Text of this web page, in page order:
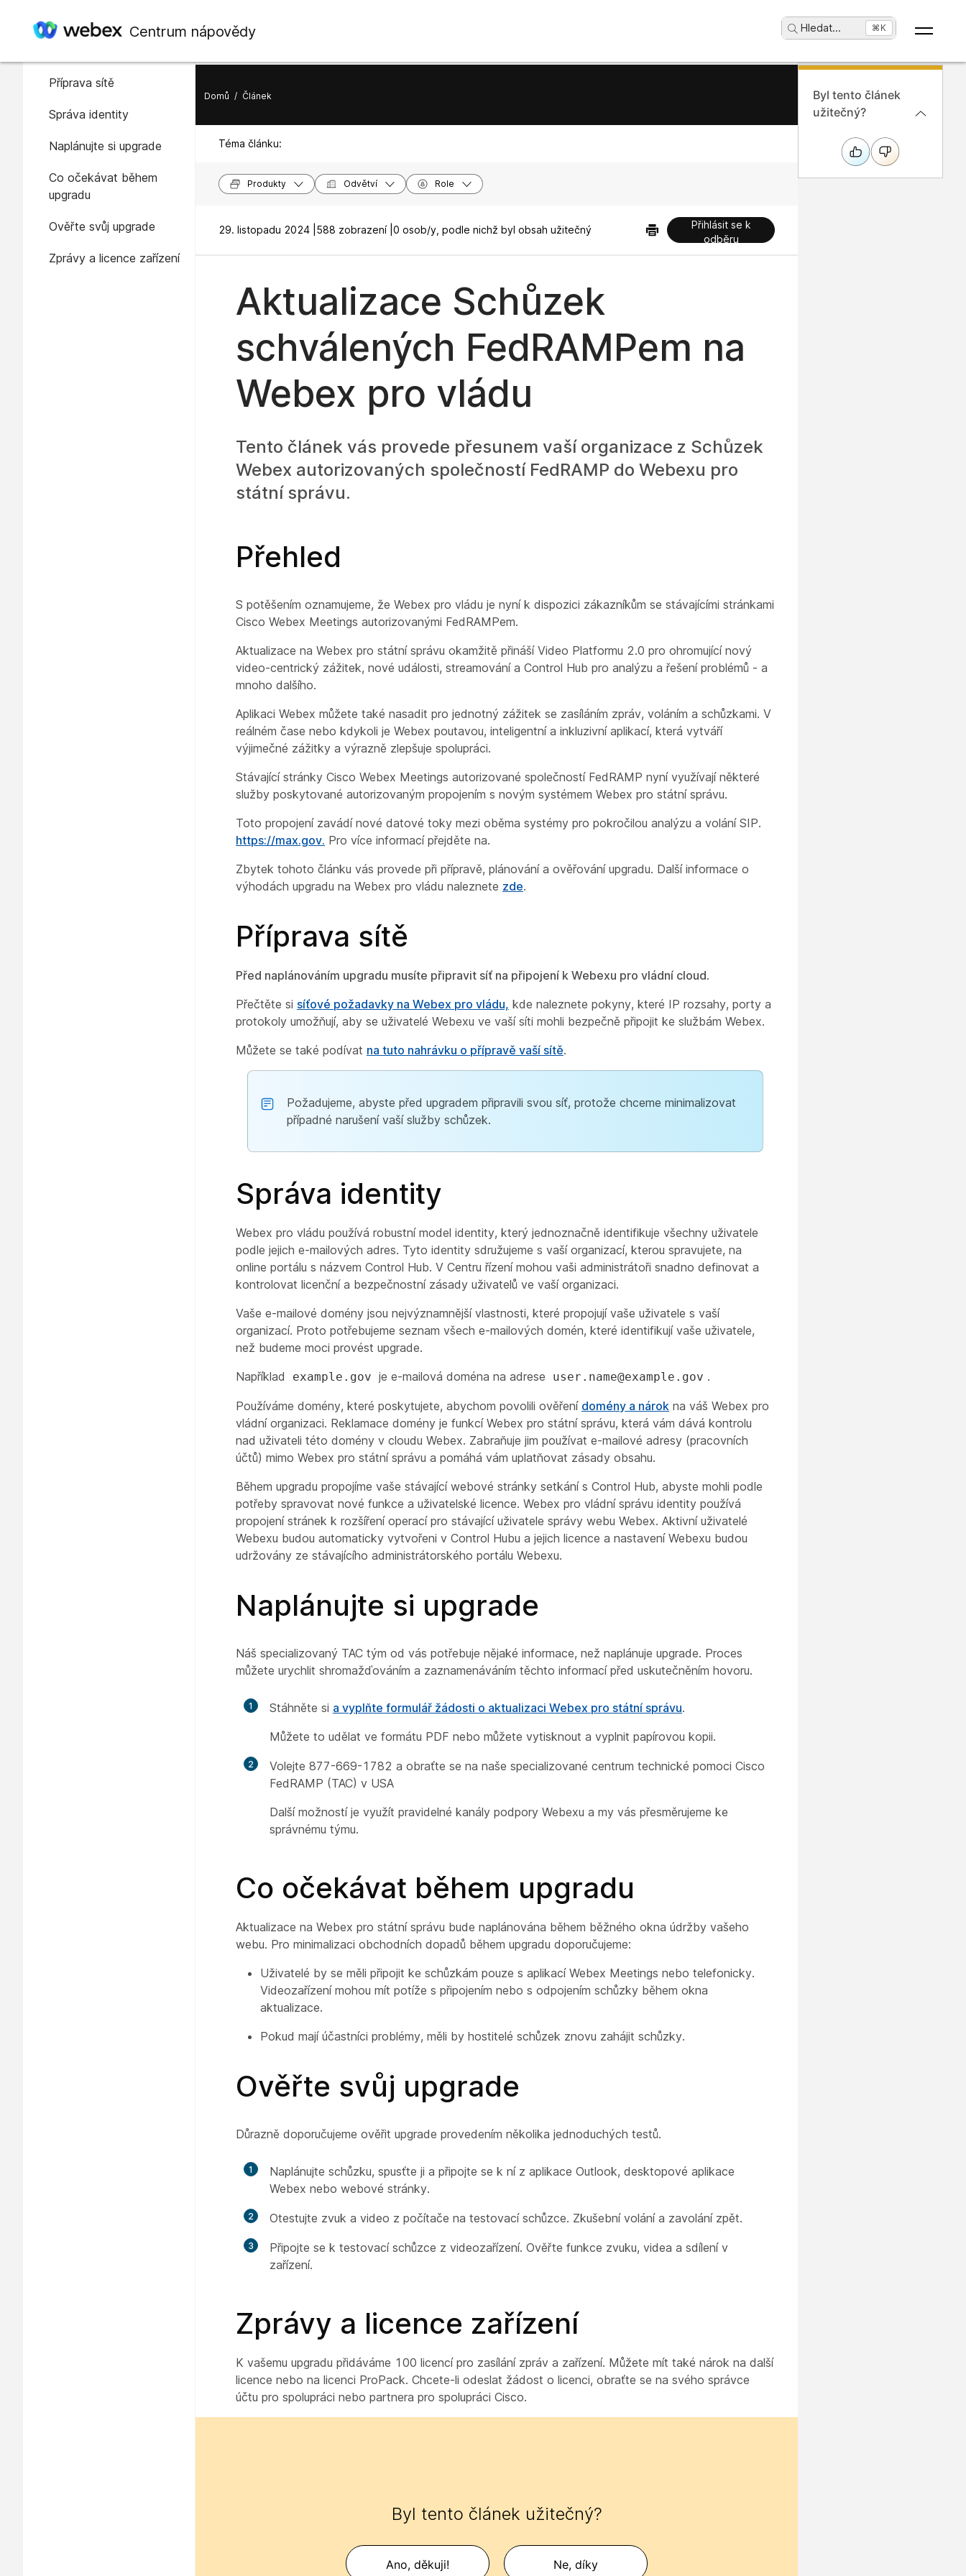
Centrum nápovědy Hledat... ⌘K
V tomto článku
Příprava sítě
Správa identity
Naplánujte si upgrade
Co očekávat během
upgradu
Ověřte svůj upgrade
Zprávy a licence zařízení
Domů / Článek
Téma článku:
Produkty Odvětví Role
29. listopadu 2024 | 588 zobrazení | 0 osob/y, podle nichž byl obsah užitečný
Přihlásit se k
odběru
Aktualizace Schůzek
schválených FedRAMPem na
Webex pro vládu
Tento článek vás provede přesunem vaší organizace z Schůzek
Webex autorizovaných společností FedRAMP do Webexu pro
státní správu.
Přehled
S potěšením oznamujeme, že Webex pro vládu je nyní k dispozici zákazníkům se stávajícími stránkami
Cisco Webex Meetings autorizovanými FedRAMPem.
Aktualizace na Webex pro státní správu okamžitě přináší Video Platformu 2.0 pro ohromující nový
video-centrický zážitek, nové události, streamování a Control Hub pro analýzu a řešení problémů - a
mnoho dalšího.
Aplikaci Webex můžete také nasadit pro jednotný zážitek se zasíláním zpráv, voláním a schůzkami. V
reálném čase nebo kdykoli je Webex poutavou, inteligentní a inkluzivní aplikací, která vytváří
výjimečné zážitky a výrazně zlepšuje spolupráci.
Stávající stránky Cisco Webex Meetings autorizované společností FedRAMP nyní využívají některé
služby poskytované autorizovaným propojením s novým systémem Webex pro státní správu.
Toto propojení zavádí nové datové toky mezi oběma systémy pro pokročilou analýzu a volání SIP.
https://max.gov. Pro více informací přejděte na.
Zbytek tohoto článku vás provede při přípravě, plánování a ověřování upgradu. Další informace o
výhodách upgradu na Webex pro vládu naleznete zde.
Příprava sítě
Před naplánováním upgradu musíte připravit síť na připojení k Webexu pro vládní cloud.
Přečtěte si síťové požadavky na Webex pro vládu, kde naleznete pokyny, které IP rozsahy, porty a
protokoly umožňují, aby se uživatelé Webexu ve vaší síti mohli bezpečně připojit ke službám Webex.
Můžete se také podívat na tuto nahrávku o přípravě vaší sítě.
Požadujeme, abyste před upgradem připravili svou síť, protože chceme minimalizovat
případné narušení vaší služby schůzek.
Správa identity
Webex pro vládu používá robustní model identity, který jednoznačně identifikuje všechny uživatele
podle jejich e-mailových adres. Tyto identity sdružujeme s vaší organizací, kterou spravujete, na
online portálu s názvem Control Hub. V Centru řízení mohou vaši administrátoři snadno definovat a
kontrolovat licenční a bezpečnostní zásady uživatelů ve vaší organizaci.
Vaše e-mailové domény jsou nejvýznamnější vlastnosti, které propojují vaše uživatele s vaší
organizací. Proto potřebujeme seznam všech e-mailových domén, které identifikují vaše uživatele,
než budeme moci provést upgrade.
Například
example.gov je e-mailová doména na adrese user.name@example.gov .
Používáme domény, které poskytujete, abychom povolili ověření domény a nárok na váš Webex pro
vládní organizaci. Reklamace domény je funkcí Webex pro státní správu, která vám dává kontrolu
nad uživateli této domény v cloudu Webex. Zabraňuje jim používat e-mailové adresy (pracovních
účtů) mimo Webex pro státní správu a pomáhá vám uplatňovat zásady obsahu.
Během upgradu propojíme vaše stávající webové stránky setkání s Control Hub, abyste mohli podle
potřeby spravovat nové funkce a uživatelské licence. Webex pro vládní správu identity používá
propojení stránek k rozšíření operací pro stávající uživatele správy webu Webex. Aktivní uživatelé
Webexu budou automaticky vytvořeni v Control Hubu a jejich licence a nastavení Webexu budou
udržovány ze stávajícího administrátorského portálu Webexu.
Naplánujte si upgrade
Náš specializovaný TAC tým od vás potřebuje nějaké informace, než naplánuje upgrade. Proces
můžete urychlit shromažďováním a zaznamenáváním těchto informací před uskutečněním hovoru.
1 Stáhněte si a vyplňte formulář žádosti o aktualizaci Webex pro státní správu.
Můžete to udělat ve formátu PDF nebo můžete vytisknout a vyplnit papírovou kopii.
2
Volejte 877-669-1782 a obraťte se na naše specializované centrum technické pomoci Cisco
FedRAMP (TAC) v USA
Další možností je využít pravidelné kanály podpory Webexu a my vás přesměrujeme ke
správnému týmu.
Co očekávat během upgradu
Aktualizace na Webex pro státní správu bude naplánována během běžného okna údržby vašeho
webu. Pro minimalizaci obchodních dopadů během upgradu doporučujeme:
Uživatelé by se měli připojit ke schůzkám pouze s aplikací Webex Meetings nebo telefonicky.
Videozařízení mohou mít potíže s připojením nebo s odpojením schůzky během okna
aktualizace.
Pokud mají účastníci problémy, měli by hostitelé schůzek znovu zahájit schůzky.
Ověřte svůj upgrade
Důrazně doporučujeme ověřit upgrade provedením několika jednoduchých testů.
1
Naplánujte schůzku, spusťte ji a připojte se k ní z aplikace Outlook, desktopové aplikace
Webex nebo webové stránky.
2 Otestujte zvuk a video z počítače na testovací schůzce. Zkušební volání a zavolání zpět.
3
Připojte se k testovací schůzce z videozařízení. Ověřte funkce zvuku, videa a sdílení v
zařízení.
Zprávy a licence zařízení
K vašemu upgradu přidáváme 100 licencí pro zasílání zpráv a zařízení. Můžete mít také nárok na další
licence nebo na licenci ProPack. Chcete-li odeslat žádost o licenci, obraťte se na svého správce
účtu pro spolupráci nebo partnera pro spolupráci Cisco.
Byl tento článek užitečný?
Ano, děkuji! Ne, díky
Byl tento článek
užitečný?